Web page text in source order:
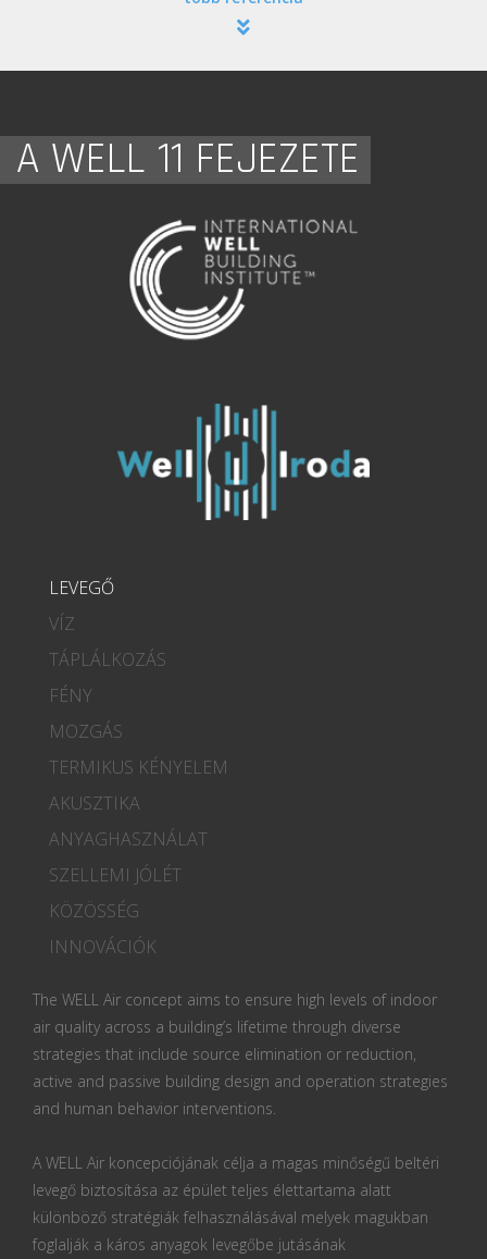
A WELL 11 FEJEZETE
LEVEGŐ
VÍZ
TÁPLÁLKOZÁS
FÉNY
MOZGÁS
TERMIKUS KÉNYELEM
AKUSZTIKA
ANYAGHASZNÁLAT
SZELLEMI JÓLÉT
KÖZÖSSÉG
INNOVÁCIÓK
The WELL Air concept aims to ensure high levels of indoor
air quality across a building’s lifetime through diverse
strategies that include source elimination or reduction,
active and passive building design and operation strategies
and human behavior interventions.
A WELL Air koncepciójának célja a magas minőségű beltéri
levegő biztosítása az épület teljes élettartama alatt
különböző stratégiák felhasználásával melyek magukban
foglalják a káros anyagok levegőbe jutásának